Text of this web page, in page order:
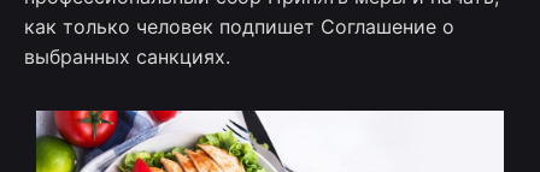
как только человек подпишет Соглашение о
выбранных санкциях.